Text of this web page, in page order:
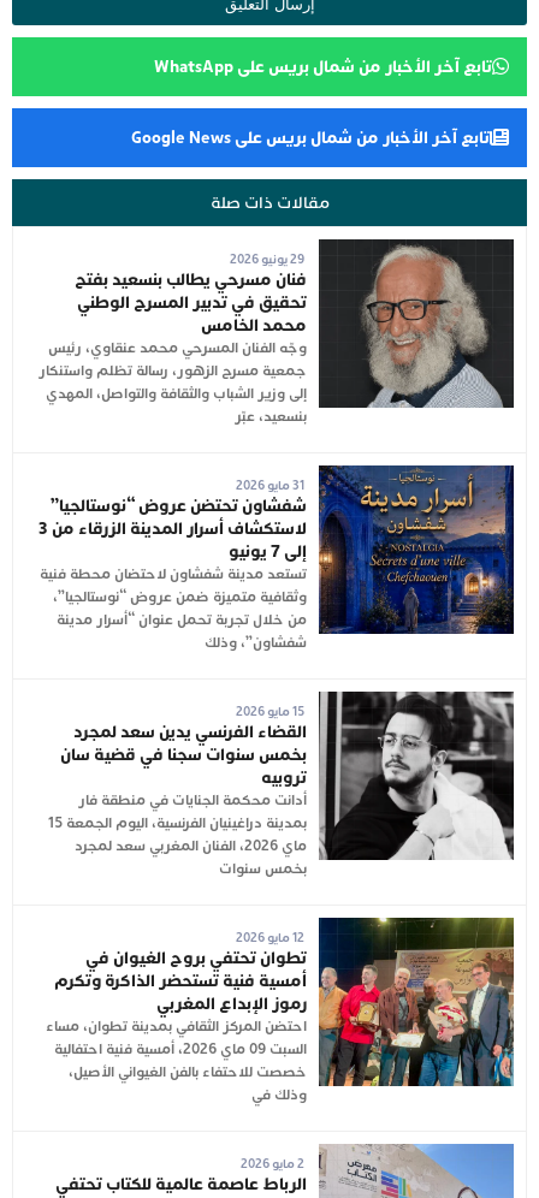
تابع آخر الأخبار من شمال بريس على WhatsApp
تابع آخر الأخبار من شمال بريس على Google News
مقالات ذات صلة
29 يونيو 2026
فنان مسرحي يطالب بنسعيد بفتح
تحقيق في تدبير المسرح الوطني
محمد الخامس
وجّه الفنان المسرحي محمد عنقاوي، رئيس
جمعية مسرح الزهور، رسالة تظلم واستنكار
إلى وزير الشباب والثقافة والتواصل، المهدي
بنسعيد، عبّر
31 مايو 2026
شفشاون تحتضن عروض “نوستالجيا”
لاستكشاف أسرار المدينة الزرقاء من 3
إلى 7 يونيو
تستعد مدينة شفشاون لاحتضان محطة فنية
وثقافية متميزة ضمن عروض “نوستالجيا”،
من خلال تجربة تحمل عنوان “أسرار مدينة
شفشاون”، وذلك
15 مايو 2026
القضاء الفرنسي يدين سعد لمجرد
بخمس سنوات سجنا في قضية سان
تروبيه
أدانت محكمة الجنايات في منطقة فار
بمدينة دراغينيان الفرنسية، اليوم الجمعة 15
ماي 2026، الفنان المغربي سعد لمجرد
بخمس سنوات
12 مايو 2026
تطوان تحتفي بروح الغيوان في
أمسية فنية تستحضر الذاكرة وتكرم
رموز الإبداع المغربي
احتضن المركز الثقافي بمدينة تطوان، مساء
السبت 09 ماي 2026، أمسية فنية احتفالية
خصصت للاحتفاء بالفن الغيواني الأصيل،
وذلك في
2 مايو 2026
الرباط عاصمة عالمية للكتاب تحتفي